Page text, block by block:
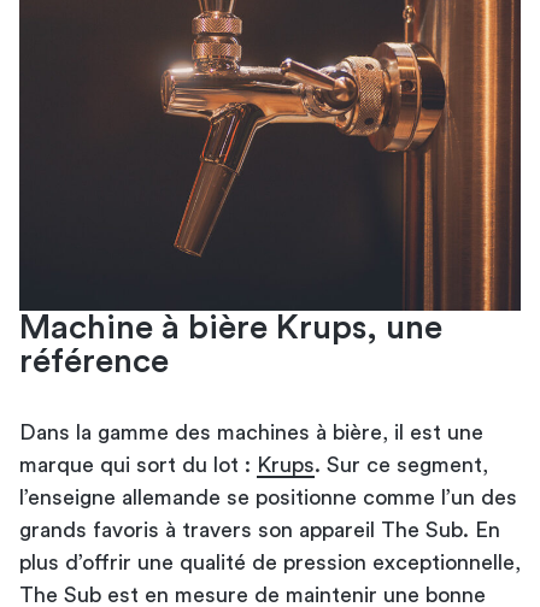
Machine à bière Krups, une
référence
Dans la gamme des machines à bière, il est une
marque qui sort du lot : Krups. Sur ce segment,
l’enseigne allemande se positionne comme l’un des
grands favoris à travers son appareil The Sub. En
plus d’offrir une qualité de pression exceptionnelle,
The Sub est en mesure de maintenir une bonne